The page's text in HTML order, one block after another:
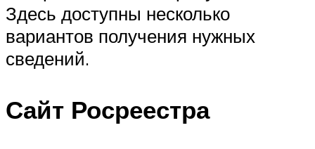
Здесь доступны несколько
вариантов получения нужных
сведений.
Сайт Росреестра